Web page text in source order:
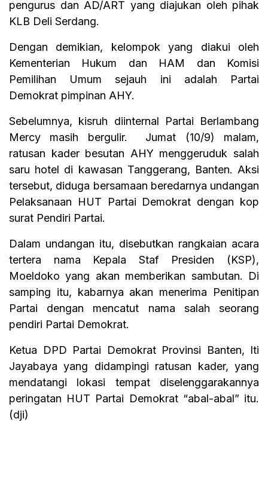
pengurus dan AD/ART yang diajukan oleh pihak
KLB Deli Serdang.
Dengan demikian, kelompok yang diakui oleh
Kementerian Hukum dan HAM dan Komisi
Pemilihan Umum sejauh ini adalah Partai
Demokrat pimpinan AHY.
Sebelumnya, kisruh diinternal Partai Berlambang
Mercy masih bergulir. Jumat (10/9) malam,
ratusan kader besutan AHY menggeruduk salah
saru hotel di kawasan Tanggerang, Banten. Aksi
tersebut, diduga bersamaan beredarnya undangan
Pelaksanaan HUT Partai Demokrat dengan kop
surat Pendiri Partai.
Dalam undangan itu, disebutkan rangkaian acara
tertera nama Kepala Staf Presiden (KSP),
Moeldoko yang akan memberikan sambutan. Di
samping itu, kabarnya akan menerima Penitipan
Partai dengan mencatut nama salah seorang
pendiri Partai Demokrat.
Ketua DPD Partai Demokrat Provinsi Banten, Iti
Jayabaya yang didampingi ratusan kader, yang
mendatangi lokasi tempat diselenggarakannya
peringatan HUT Partai Demokrat “abal-abal” itu.
(dji)